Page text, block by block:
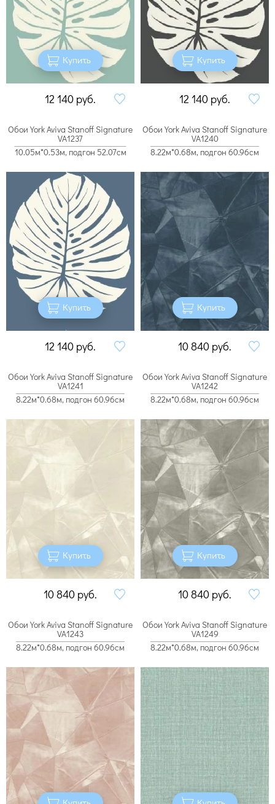
Купить
12 140 руб.
Купить
12 140 руб.
Обои York Aviva Stanoff Signature
VA1237
10.05м*0.53м, подгон 52.07см
Купить
12 140 руб.
Обои York Aviva Stanoff Signature
VA1240
8.22м*0.68м, подгон 60.96см
Купить
10 840 руб.
Обои York Aviva Stanoff Signature
VA1241
8.22м*0.68м, подгон 60.96см
Купить
10 840 руб.
Обои York Aviva Stanoff Signature
VA1242
8.22м*0.68м, подгон 60.96см
Купить
10 840 руб.
Обои York Aviva Stanoff Signature
VA1243
8.22м*0.68м, подгон 60.96см
Обои York Aviva Stanoff Signature
VA1249
8.22м*0.68м, подгон 60.96см